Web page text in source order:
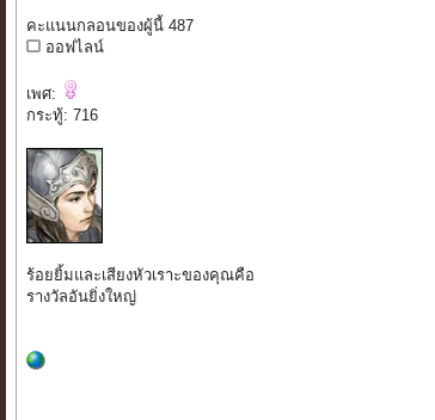
คะแนนกลอนของผู้นี้ 487
ออฟไลน์
เพศ:
กระทู้: 716
ร้อยยิ้มและเสียงหัวเราะของคุณคือ
รางวัลอันยิ่งใหญ่